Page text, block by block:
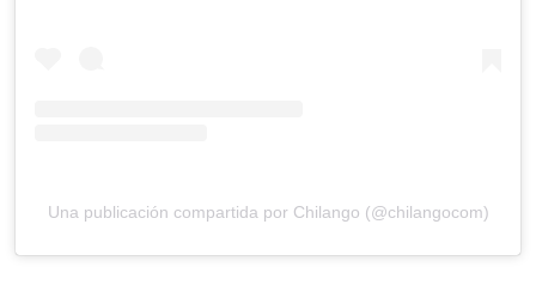
Una publicación compartida por Chilango (@chilangocom)